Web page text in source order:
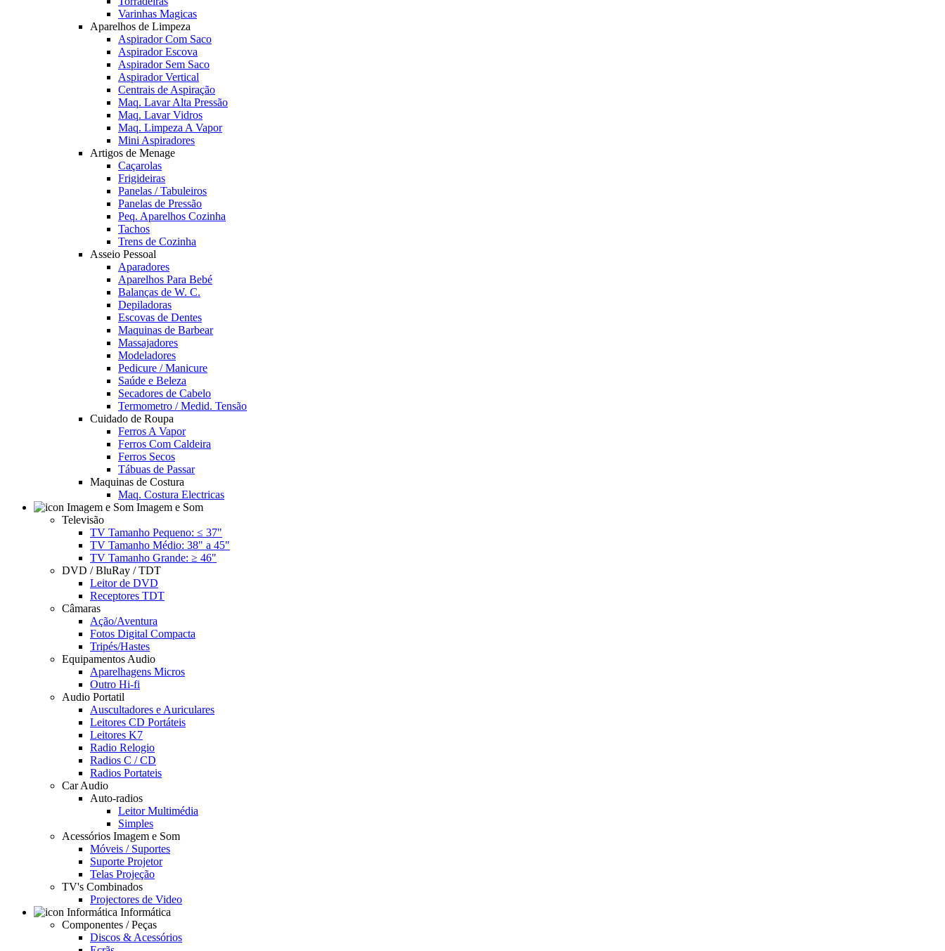
Varinhas Magicas
Aparelhos de Limpeza
Aspirador Com Saco
Aspirador Escova
Aspirador Sem Saco
Aspirador Vertical
Centrais de Aspiração
Maq. Lavar Alta Pressão
Maq. Lavar Vidros
Maq. Limpeza A Vapor
Mini Aspiradores
Artigos de Menage
Caçarolas
Frigideiras
Panelas / Tabuleiros
Panelas de Pressão
Peq. Aparelhos Cozinha
Tachos
Trens de Cozinha
Asseio Pessoal
Aparadores
Aparelhos Para Bebé
Balanças de W. C.
Depiladoras
Escovas de Dentes
Maquinas de Barbear
Massajadores
Modeladores
Pedicure / Manicure
Saúde e Beleza
Secadores de Cabelo
Termometro / Medid. Tensão
Cuidado de Roupa
Ferros A Vapor
Ferros Com Caldeira
Ferros Secos
Tábuas de Passar
Maquinas de Costura
Maq. Costura Electricas
Imagem e Som
Televisão
TV Tamanho Pequeno: ≤ 37"
TV Tamanho Médio: 38" a 45"
TV Tamanho Grande: ≥ 46"
DVD / BluRay / TDT
Leitor de DVD
Receptores TDT
Câmaras
Ação/Aventura
Fotos Digital Compacta
Tripés/Hastes
Equipamentos Audio
Aparelhagens Micros
Outro Hi-fi
Audio Portatil
Auscultadores e Auriculares
Leitores CD Portáteis
Leitores K7
Radio Relogio
Radios C / CD
Radios Portateis
Car Audio
Auto-radios
Leitor Multimédia
Simples
Acessórios Imagem e Som
Móveis / Suportes
Suporte Projetor
Telas Projeção
TV's Combinados
Projectores de Video
Informática
Componentes / Peças
Discos & Acessórios